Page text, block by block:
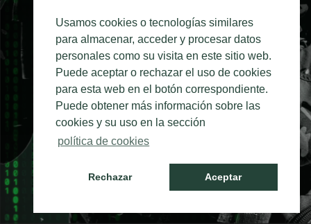
Usamos cookies o tecnologías similares
para almacenar, acceder y procesar datos
personales como su visita en este sitio web.
Puede aceptar o rechazar el uso de cookies
para esta web en el botón correspondiente.
Puede obtener más información sobre las
cookies y su uso en la sección
política de cookies
Rechazar Aceptar